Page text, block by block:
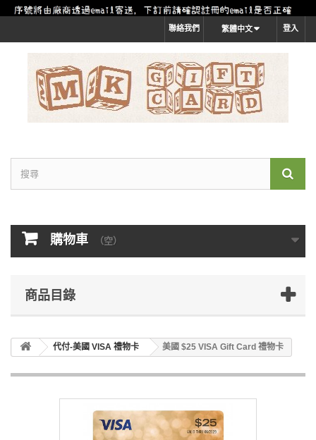
登入
繁體中文
聯絡我們
購物車 （空）
商品目錄
代付-美國 VISA 禮物卡 美國 $25 VISA Gift Card 禮物卡